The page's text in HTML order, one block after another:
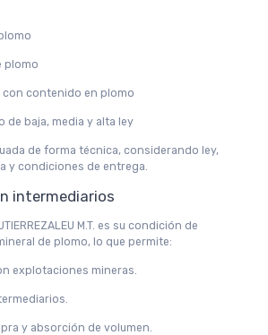
plomo
con contenido en plomo
de baja, media y alta ley
de forma técnica, considerando ley,
y condiciones de entrega.
intermediarios
M.T. es su condición de
de plomo, lo que permite:
explotaciones mineras.
y absorción de volumen.